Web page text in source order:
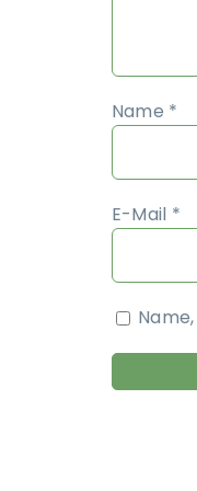
Name *
E-Mail *